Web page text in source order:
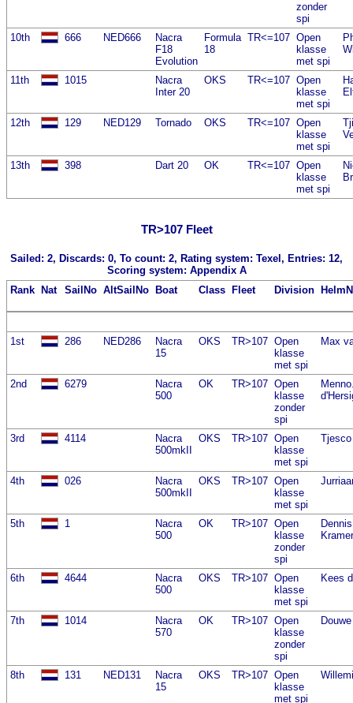
zonder
spi
10th 666 NED666
Nacra
F18
Evolution
Formula
18
TR<=107 Open
klasse
met spi
11th 1015
Nacra
Inter 20
OKS TR<=107 Open
klasse
met spi
12th 129 NED129 Tornado OKS TR<=107 Open
klasse
met spi
13th 398 Dart 20 OK TR<=107 Open
klasse
met spi
TR>107 Fleet
Sailed: 2, Discards: 0, To count: 2, Rating system: Texel, Entries: 12,
Scoring system: Appendix A
Rank
Nat SailNo AltSailNo Boat Class Fleet Division
1st 286 NED286
Nacra
15
OKS TR>107 Open
klasse
met spi
Max
2nd 6279
Nacra
500
OK TR>107 Open
klasse
zonder
spi
3rd 4114
Nacra
500mkII
OKS TR>107 Open
klasse
met spi
4th 026
Nacra
500mkII
OKS TR>107 Open
klasse
met spi
5th 1
Nacra
500
OK TR>107 Open
klasse
zonder
spi
Kramer
6th 4644
Nacra
500
OKS TR>107 Open
klasse
met spi
Kees
7th 1014
Nacra
570
OK TR>107 Open
klasse
zonder
spi
8th 131 NED131
Nacra
15
OKS TR>107 Open
klasse
met spi